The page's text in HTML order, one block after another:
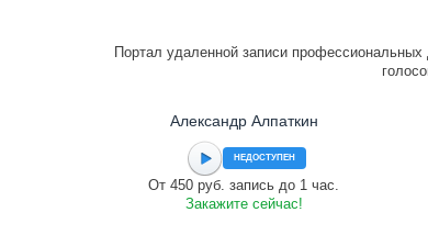
Портал удаленной записи
Александр Алпаткин
НЕДОСТУПЕН
От 450 руб. запись до 1 час.
Закажите сейчас!